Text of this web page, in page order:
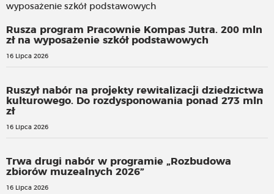
Rusza program Pracownie Kompas Jutra. 200 mln
zł na wyposażenie szkół podstawowych
16 Lipca 2026
Ruszył nabór na projekty rewitalizacji dziedzictwa
kulturowego. Do rozdysponowania ponad 273 mln
zł
16 Lipca 2026
Trwa drugi nabór w programie „Rozbudowa
zbiorów muzealnych 2026”
16 Lipca 2026